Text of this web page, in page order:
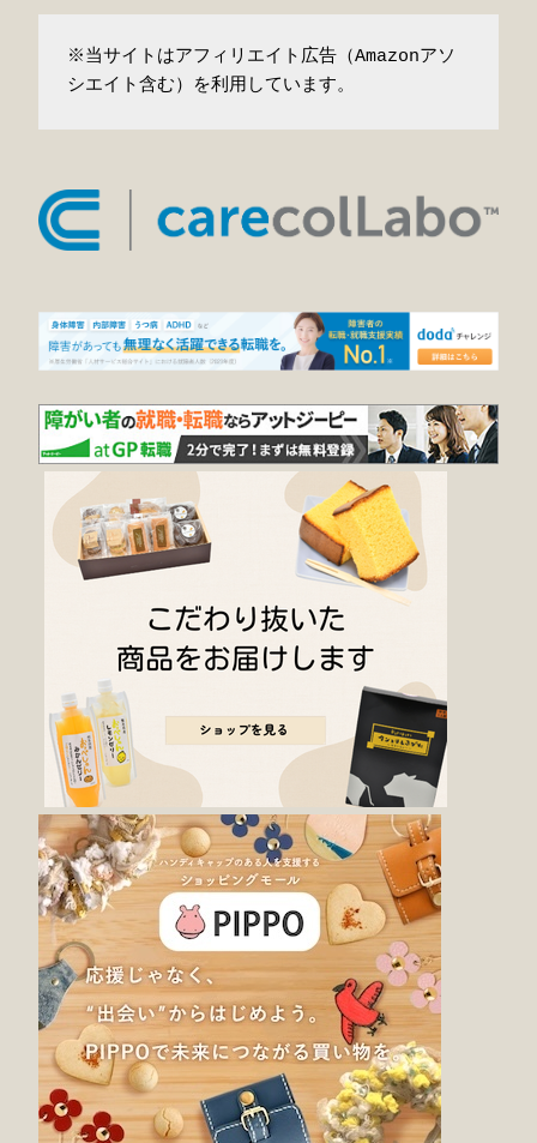
※当サイトはアフィリエイト広告（Amazonアソ
シエイト含む）を利用しています。